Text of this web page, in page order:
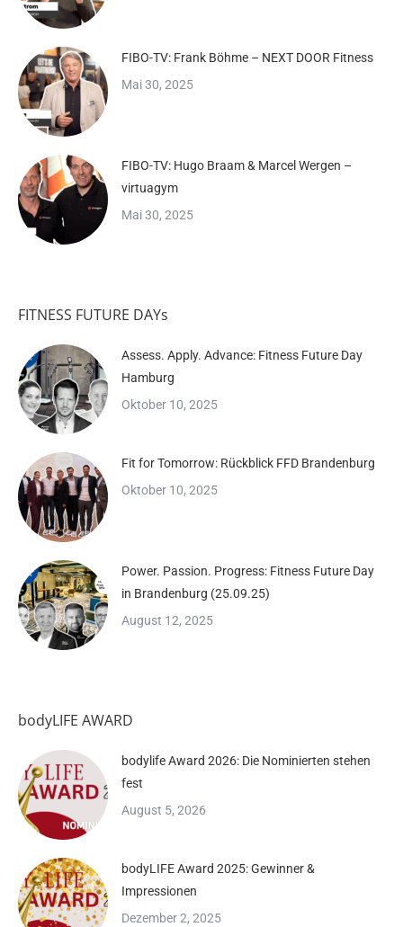
FIBO-TV: Frank Böhme – NEXT DOOR Fitness
Mai 30, 2025
FIBO-TV: Hugo Braam & Marcel Wergen –
virtuagym
Mai 30, 2025
FITNESS FUTURE DAYs
Assess. Apply. Advance: Fitness Future Day
Hamburg
Oktober 10, 2025
Fit for Tomorrow: Rückblick FFD Brandenburg
Oktober 10, 2025
Power. Passion. Progress: Fitness Future Day
in Brandenburg (25.09.25)
August 12, 2025
bodyLIFE AWARD
bodylife Award 2026: Die Nominierten stehen
fest
August 5, 2026
bodyLIFE Award 2025: Gewinner &
Impressionen
Dezember 2, 2025